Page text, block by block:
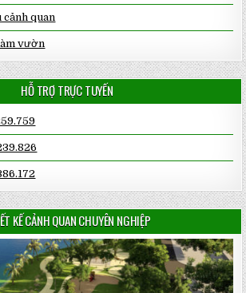
cảnh quan
vườn
HỖ TRỢ TRỰC TUYẾN
KẾ CẢNH QUAN CHUYÊN NGHIỆP